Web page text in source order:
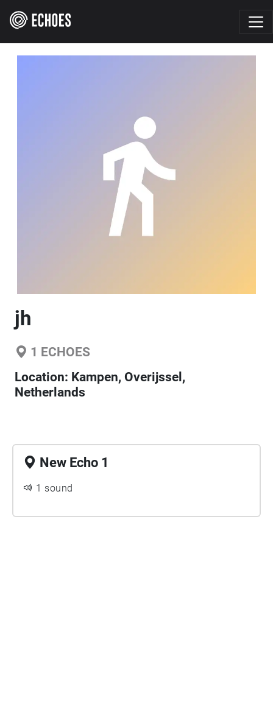
jh
1 ECHOES
Location: Kampen, Overijssel,
Netherlands
New Echo 1
1 sound